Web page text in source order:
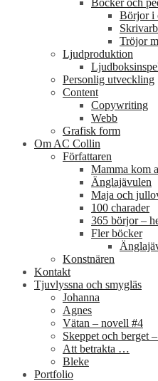
Böcker och
Börjor i
Tröjor
Ljudproduktion
Personlig utveckling
Content
Copywriting
Webb
Grafisk form
Om AC Collin
Författaren
Mamma kom
Änglajävulen
Maja och
100 charader
365 börjor –
Fler böcker
Konstnären
Kontakt
Tjuvlyssna och smygläs
Johanna
Agnes
Vätan – novell #4
Skeppet och berget
Att betrakta …
Bleke
Portfolio